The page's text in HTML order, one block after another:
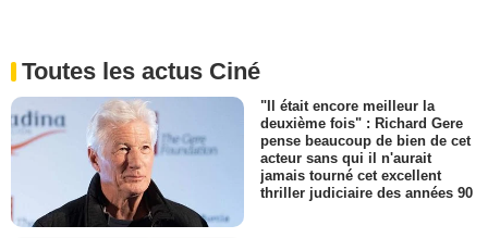
Toutes les actus Ciné
"Il était encore meilleur la
deuxième fois" : Richard Gere
pense beaucoup de bien de cet
acteur sans qui il n'aurait
jamais tourné cet excellent
thriller judiciaire des années 90